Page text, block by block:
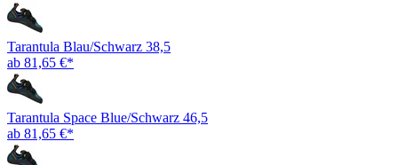
Tarantula Blau/Schwarz 38,5
ab 81,65 €*
Tarantula Space Blue/Schwarz 46,5
ab 81,65 €*